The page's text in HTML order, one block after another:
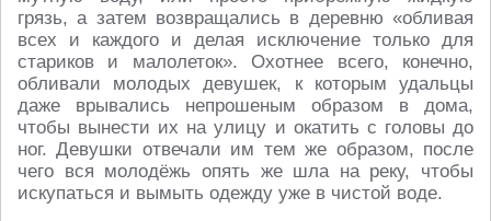
грязь, а затем возвращались в деревню «обливая
всех и каждого и делая исключение только для
стариков и малолеток». Охотнее всего, конечно,
обливали молодых девушек, к которым удальцы
даже врывались непрошеным образом в дома,
чтобы вынести их на улицу и окатить с головы до
ног. Девушки отвечали им тем же образом, после
чего вся молодёжь опять же шла на реку, чтобы
искупаться и вымыть одежду уже в чистой воде.